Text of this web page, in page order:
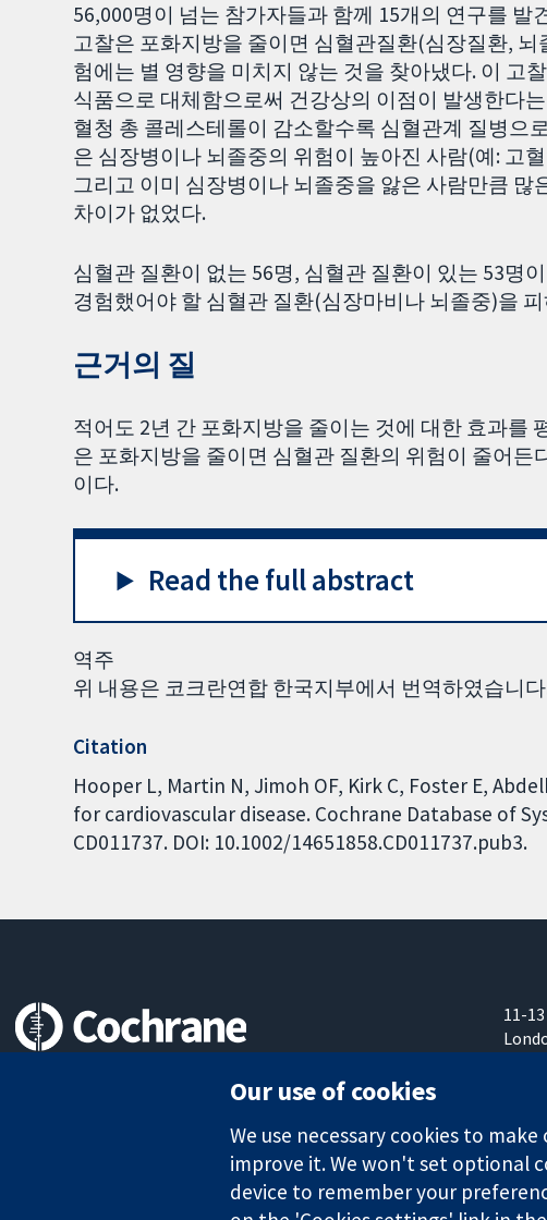
56,000명이 넘는 참가자들과 함께 15개의 연구를 발
고찰은 포화지방을 줄이면 심혈관질환(심장질환,
험에는 별 영향을 미치지 않는 것을 찾아냈다. 이 고
식품으로 대체함으로써 건강상의 이점이 발생한다
혈청 총 콜레스테롤이 감소할수록 심혈관계 질병으
은 심장병이나 뇌졸중의 위험이 높아진 사람(예: 고
그리고 이미 심장병이나 뇌졸중을 앓은 사람만큼 많
차이가 없었다.
심혈관 질환이 없는 56명, 심혈관 질환이 있는 53명
경험했어야 할 심혈관 질환(심장마비나 뇌졸중)을
근거의 질
적어도 2년 간 포화지방을 줄이는 것에 대한 효과를
은 포화지방을 줄이면 심혈관 질환의 위험이 줄어
이다.
Read the full abstract
역주
위 내용은 코크란연합 한국지부에서 번역하였습니
Citation
Hooper L, Martin N, Jimoh OF, Kirk C, Foster E,
for cardiovascular disease. Cochrane Database of
CD011737. DOI: 10.1002/14651858.CD011737.pub3.
11-
Our use of cookies
We use necessary cookies to
improve it. We won't set optional
device to remember your